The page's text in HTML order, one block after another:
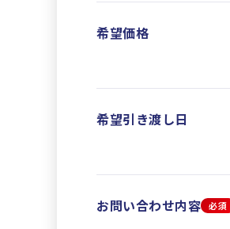
希望価格
希望引き渡し日
お問い合わせ内容 必須